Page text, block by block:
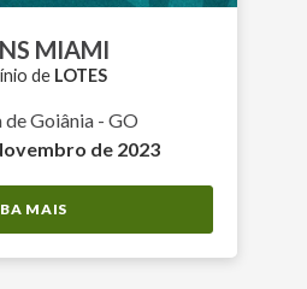
MIAMI
de LOTES
Goiânia - GO
de 2023
MAIS